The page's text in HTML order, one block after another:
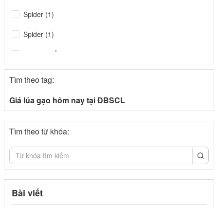
Spider (1)
Spider (1)
Tin tiêu điểm
Spider (1)
congthuong.vn (1)
congthuong.vn (1)
congthuong.vn (1)
Tìm theo tag:
Giá lúa gạo hôm nay tại ĐBSCL
Tìm theo từ khóa:
Bài viết